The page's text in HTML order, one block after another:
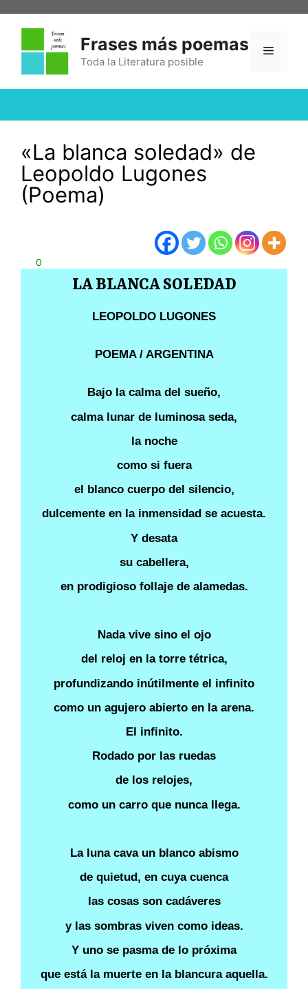
Frases más poemas
Toda la Literatura posible
«La blanca soledad» de
Leopoldo Lugones
(Poema)
0
LA BLANCA SOLEDAD
LEOPOLDO LUGONES
POEMA / ARGENTINA
Bajo la calma del sueño,
calma lunar de luminosa seda,
la noche
como si fuera
el blanco cuerpo del silencio,
dulcemente en la inmensidad se acuesta.
Y desata
su cabellera,
en prodigioso follaje de alamedas.
Nada vive sino el ojo
del reloj en la torre tétrica,
profundizando inútilmente el infinito
como un agujero abierto en la arena.
El infinito.
Rodado por las ruedas
de los relojes,
como un carro que nunca llega.
La luna cava un blanco abismo
de quietud, en cuya cuenca
las cosas son cadáveres
y las sombras viven como ideas.
Y uno se pasma de lo próxima
que está la muerte en la blancura aquella.